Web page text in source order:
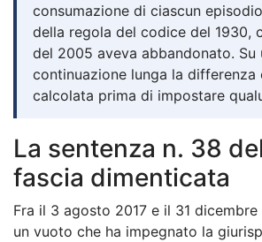
consumazione di ciascun
della regola del codice del 1930,
del 2005 aveva abbandonato. Su
continuazione lunga la differenza
calcolata prima di impostare
La sentenza n. 38
fascia dimenticata
Fra il 3 agosto 2017 e il 31
un vuoto che ha impegnato la